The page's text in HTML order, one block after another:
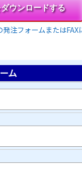
ウンロードする
注フォームまたはFAX
ム